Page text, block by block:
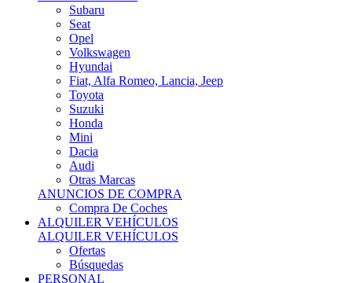
Seat
Opel
Volkswagen
Hyundai
Fiat, Alfa Romeo, Lancia, Jeep
Toyota
Suzuki
Honda
Mini
Dacia
Audi
Otras Marcas
ANUNCIOS DE COMPRA
Compra De Coches
ALQUILER VEHÍCULOS
ALQUILER VEHÍCULOS
Ofertas
Búsquedas
PERSONAL
COPILOTOS